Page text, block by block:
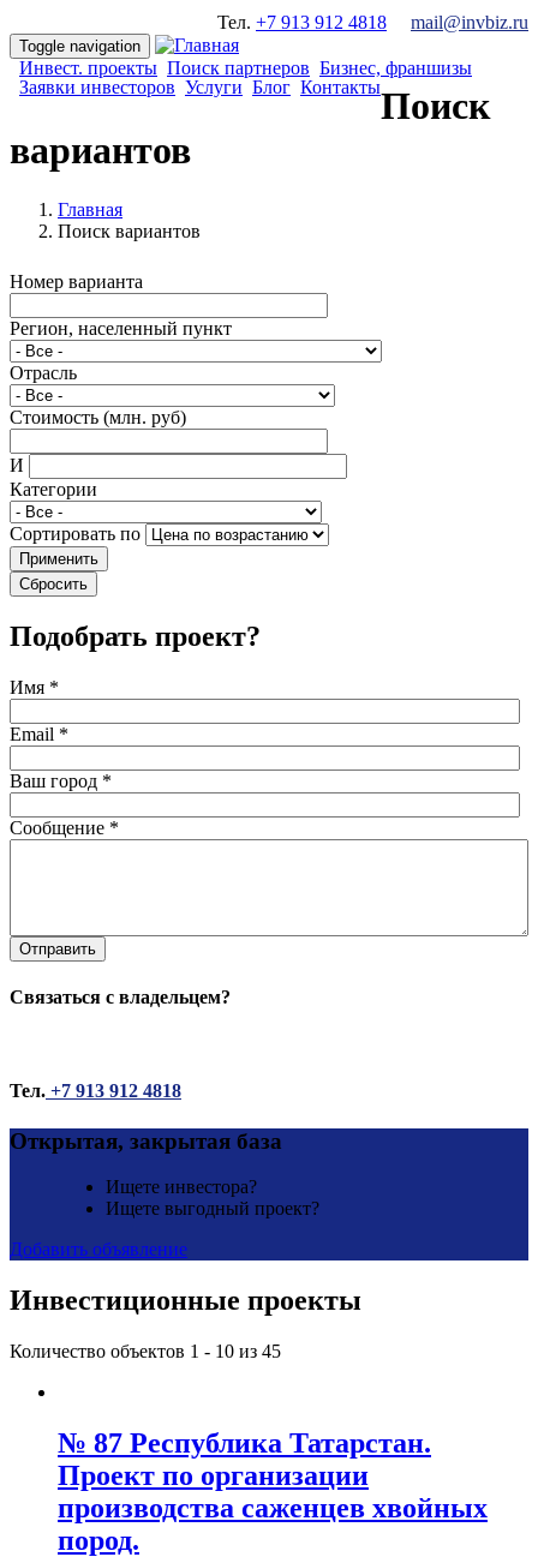
Перейти к основному содержанию
Тел. +7 913 912 4818 mail@invbiz.ru
Toggle navigation
Инвест. проекты Поиск партнеров Бизнес, франшизы
Заявки инвесторов Услуги Блог КонтактыПоиск
вариантов
Главная
Поиск вариантов
Номер варианта
Регион, населенный пункт
Отрасль
Стоимость (млн. руб)
И
Категории
Сортировать по
Применить
Сбросить
Подобрать проект?
Имя *
Email *
Ваш город *
Сообщение *
Отправить
Связаться с владельцем?
Тел. +7 913 912 4818
Открытая, закрытая база
Ищете инвестора?
Ищете выгодный проект?
Добавить объявление
Инвестиционные проекты
Количество объектов 1 - 10 из 45
№ 87 Республика Татарстан.
Проект по организации
производства саженцев хвойных
пород.